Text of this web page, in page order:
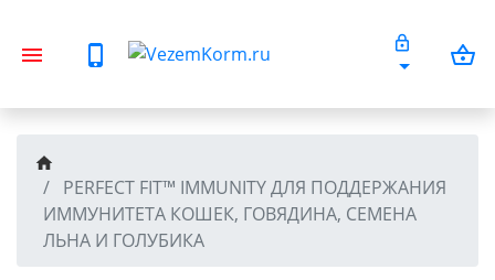
PERFECT FIT™ IMMUNITY ДЛЯ ПОДДЕРЖАНИЯ
ИММУНИТЕТА КОШЕК, ГОВЯДИНА, СЕМЕНА
ЛЬНА И ГОЛУБИКА